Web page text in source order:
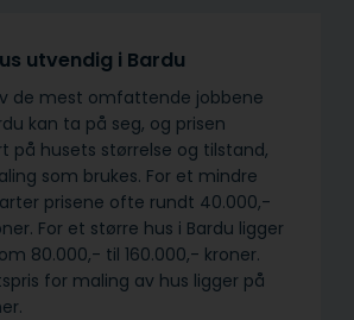
utvendig i Bardu
de mest omfattende jobbene
kan ta på seg, og prisen
på husets størrelse og tilstand,
som brukes. For et mindre
prisene ofte rundt 40.000,-
For et større hus i Bardu ligger
80.000,- til 160.000,- kroner.
for maling av hus ligger på